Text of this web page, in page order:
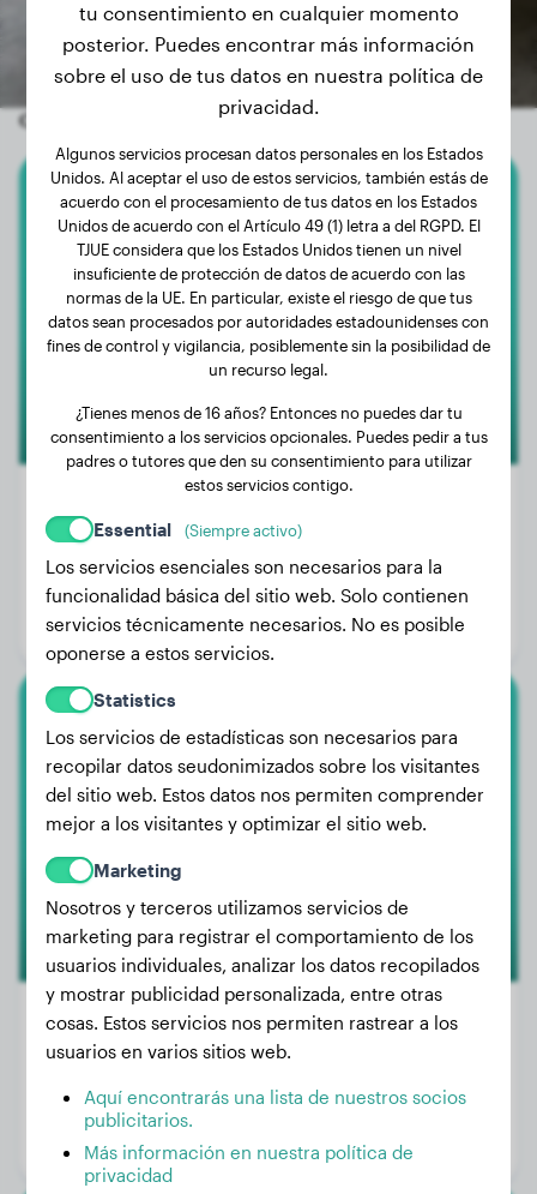
Otros perros aleatorios
Perro De Montaña De Los Pirineos
Lolly
Peso:
Edad:
2 años, 7 meses
Género:
Perra
Cavalier King Charles Spaniel
Odette
Edad:
Género:
tu consentimiento en cualquier momento
posterior. Puedes encontrar más información
sobre el uso de tus datos en nuestra política de
privacidad.
Algunos servicios procesan datos personales en los Estados
Unidos. Al aceptar el uso de estos servicios, también estás de
acuerdo con el procesamiento de tus datos en los Estados
Unidos de acuerdo con el Artículo 49 (1) letra a del RGPD. El
TJUE considera que los Estados Unidos tienen un nivel
insuficiente de protección de datos de acuerdo con las
normas de la UE. En particular, existe el riesgo de que tus
datos sean procesados por autoridades estadounidenses con
fines de control y vigilancia, posiblemente sin la posibilidad de
un recurso legal.
¿Tienes menos de 16 años? Entonces no puedes dar tu
consentimiento a los servicios opcionales. Puedes pedir a tus
padres o tutores que den su consentimiento para utilizar
estos servicios contigo.
Essential (Siempre activo)
Los servicios esenciales son necesarios para la
funcionalidad básica del sitio web. Solo contienen
servicios técnicamente necesarios. No es posible
oponerse a estos servicios.
Statistics
Los servicios de estadísticas son necesarios para
recopilar datos seudonimizados sobre los visitantes
del sitio web. Estos datos nos permiten comprender
mejor a los visitantes y optimizar el sitio web.
Marketing
Nosotros y terceros utilizamos servicios de
marketing para registrar el comportamiento de los
usuarios individuales, analizar los datos recopilados
y mostrar publicidad personalizada, entre otras
cosas. Estos servicios nos permiten rastrear a los
usuarios en varios sitios web.
Aquí encontrarás una lista de nuestros socios
publicitarios.
Más información en nuestra política de
privacidad